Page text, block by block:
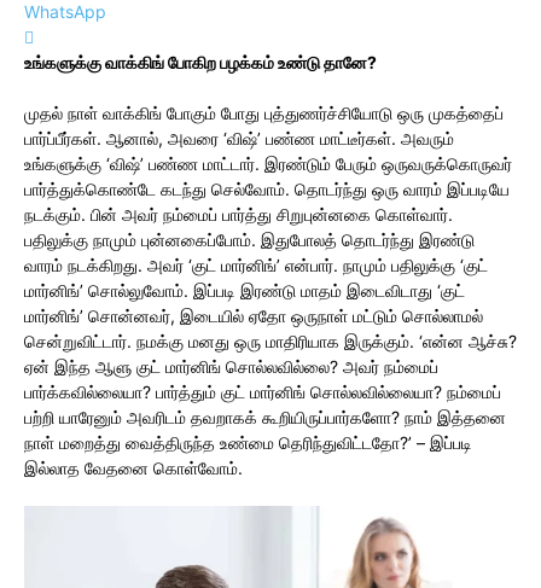
WhatsApp
உங்களுக்கு வாக்கிங் போகிற பழக்கம் உண்டு தானே?
முதல் நாள் வாக்கிங் போகும் போது புத்துணர்ச்சியோடு ஒரு முகத்தைப்
பார்ப்பீர்கள். ஆனால், அவரை ‘விஷ்’ பண்ண மாட்டீர்கள். அவரும்
உங்களுக்கு ‘விஷ்’ பண்ண மாட்டார். இரண்டும் பேரும் ஒருவருக்கொருவர்
பார்த்துக்கொண்டே கடந்து செல்வோம். தொடர்ந்து ஒரு வாரம் இப்படியே
நடக்கும். பின் அவர் நம்மைப் பார்த்து சிறுபுன்னகை கொள்வார்.
பதிலுக்கு நாமும் புன்னகைப்போம். இதுபோலத் தொடர்ந்து இரண்டு
வாரம் நடக்கிறது. அவர் ‘குட் மார்னிங்’ என்பார். நாமும் பதிலுக்கு ‘குட்
மார்னிங்’ சொல்லுவோம். இப்படி இரண்டு மாதம் இடைவிடாது ‘குட்
மார்னிங்’ சொன்னவர், இடையில் ஏதோ ஒருநாள் மட்டும் சொல்லாமல்
சென்றுவிட்டார். நமக்கு மனது ஒரு மாதிரியாக இருக்கும். ‘என்ன ஆச்சு?
ஏன் இந்த ஆளு குட் மார்னிங் சொல்லவில்லை? அவர் நம்மைப்
பார்க்கவில்லையா? பார்த்தும் குட் மார்னிங் சொல்லவில்லையா? நம்மைப்
பற்றி யாரேனும் அவரிடம் தவறாகக் கூறியிருப்பார்களோ? நாம் இத்தனை
நாள் மறைத்து வைத்திருந்த உண்மை தெரிந்துவிட்டதோ?’ – இப்படி
இல்லாத வேதனை கொள்வோம்.